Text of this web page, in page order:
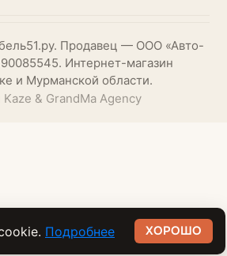
Продавец — ООО «Авто-
Интернет-магазин
и Мурманской области.
& GrandMa Agency
Подробнее ХОРОШО